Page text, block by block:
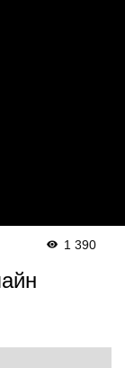
1 390